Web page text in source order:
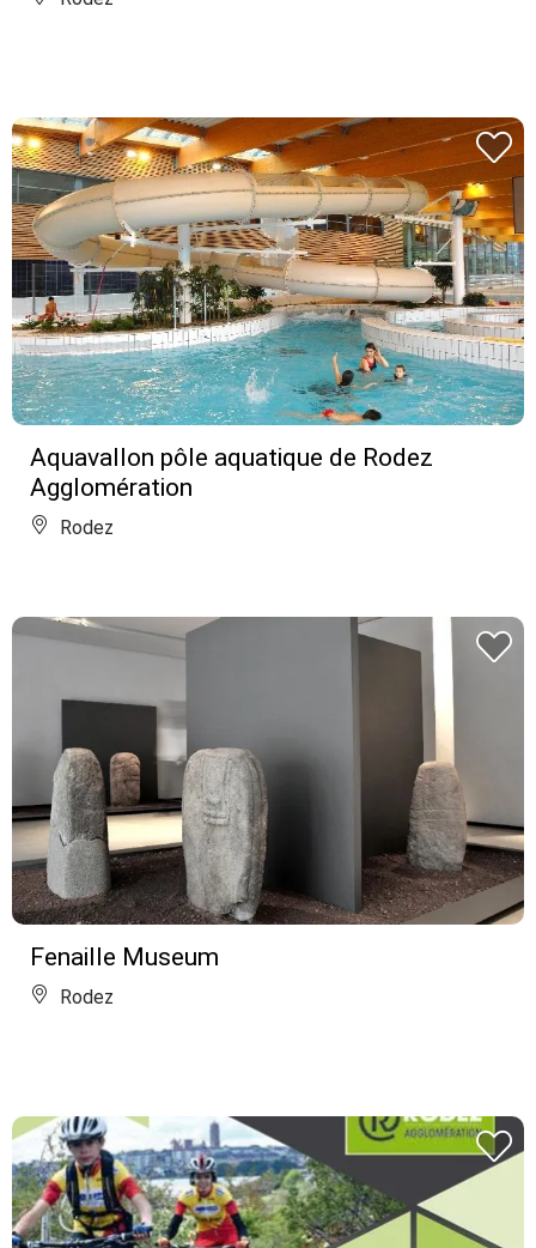
Aquavallon pôle aquatique de Rodez
Agglomération
Rodez
Fenaille Museum
Rodez